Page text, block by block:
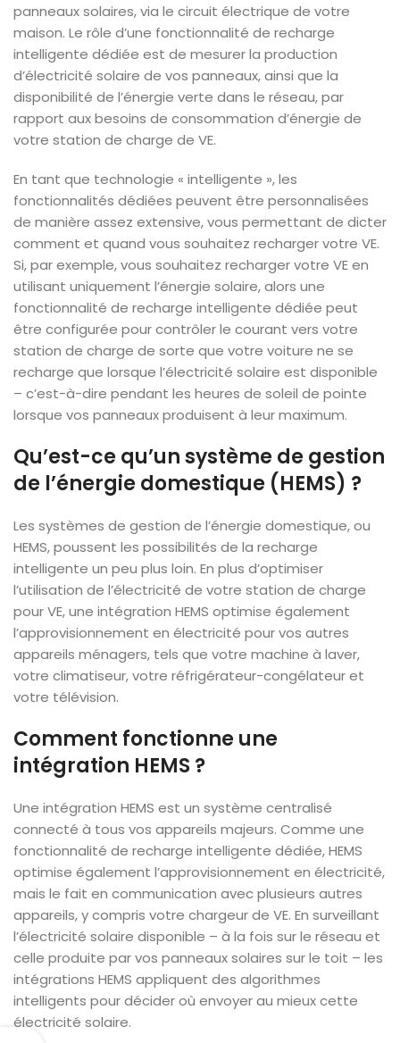
panneaux solaires, via le circuit électrique de votre
maison. Le rôle d’une fonctionnalité de recharge
intelligente dédiée est de mesurer la production
d’électricité solaire de vos panneaux, ainsi que la
disponibilité de l’énergie verte dans le réseau, par
rapport aux besoins de consommation d’énergie de
votre station de charge de VE.
En tant que technologie « intelligente », les
fonctionnalités dédiées peuvent être personnalisées
de manière assez extensive, vous permettant de dicter
comment et quand vous souhaitez recharger votre VE.
Si, par exemple, vous souhaitez recharger votre VE en
utilisant uniquement l’énergie solaire, alors une
fonctionnalité de recharge intelligente dédiée peut
être configurée pour contrôler le courant vers votre
station de charge de sorte que votre voiture ne se
recharge que lorsque l’électricité solaire est disponible
– c’est-à-dire pendant les heures de soleil de pointe
lorsque vos panneaux produisent à leur maximum.
Qu’est-ce qu’un système de gestion
de l’énergie domestique (HEMS) ?
Les systèmes de gestion de l’énergie domestique, ou
HEMS, poussent les possibilités de la recharge
intelligente un peu plus loin. En plus d’optimiser
l’utilisation de l’électricité de votre station de charge
pour VE, une intégration HEMS optimise également
l’approvisionnement en électricité pour vos autres
appareils ménagers, tels que votre machine à laver,
votre climatiseur, votre réfrigérateur-congélateur et
votre télévision.
Comment fonctionne une
intégration HEMS ?
Une intégration HEMS est un système centralisé
connecté à tous vos appareils majeurs. Comme une
fonctionnalité de recharge intelligente dédiée, HEMS
optimise également l’approvisionnement en électricité,
mais le fait en communication avec plusieurs autres
appareils, y compris votre chargeur de VE. En surveillant
l’électricité solaire disponible – à la fois sur le réseau et
celle produite par vos panneaux solaires sur le toit – les
intégrations HEMS appliquent des algorithmes
intelligents pour décider où envoyer au mieux cette
électricité solaire.